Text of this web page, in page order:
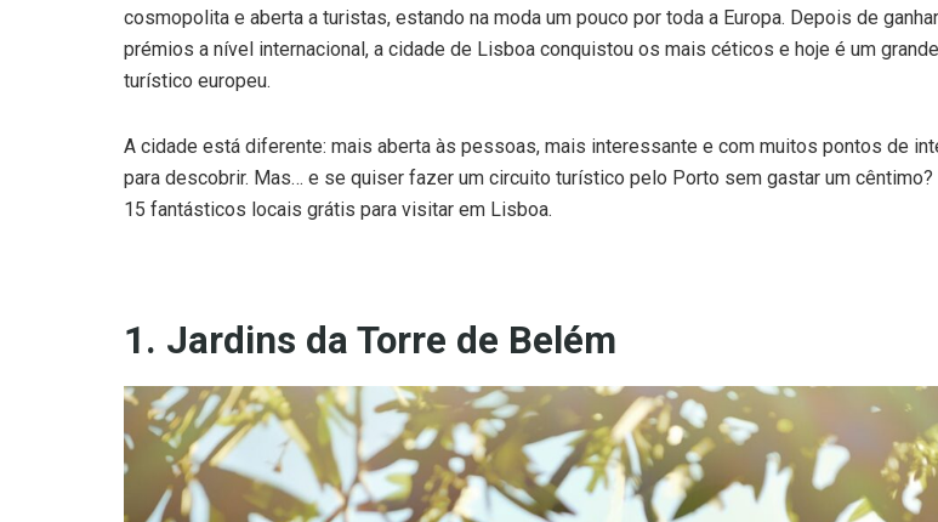
cosmopolita e aberta a turistas, estando na moda um pouco por toda a Europa. Depois de
prémios a nível internacional, a cidade de Lisboa conquistou os mais céticos e hoje é um
turístico europeu.
A cidade está diferente: mais aberta às pessoas, mais interessante e com muitos pontos de
para descobrir. Mas… e se quiser fazer um circuito turístico pelo Porto sem gastar um cêntimo?
15 fantásticos locais grátis para visitar em Lisboa.
1. Jardins da Torre de Belém